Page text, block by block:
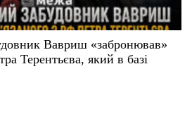
Вавриш «забронював»
Терентьєва, який в базі